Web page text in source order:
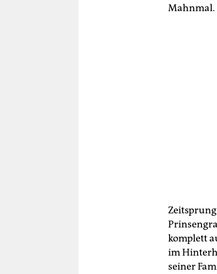
Mahnmal.
komplett
im
seiner